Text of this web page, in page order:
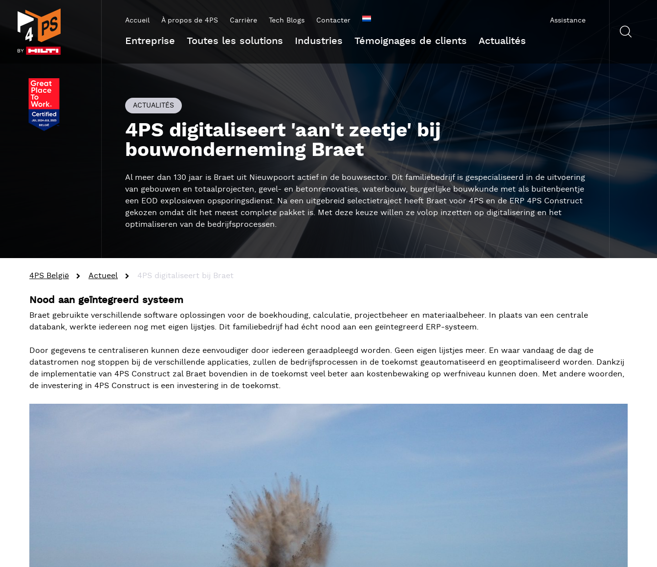
Accueil À propos de 4PS Carrière Tech Blogs Contacter
Entreprise Toutes les solutions Industries Témoignages de clients Actualités
Assistance
ACTUALITÉS
4PS digitaliseert 'aan't zeetje' bij
bouwonderneming Braet
Al meer dan 130 jaar is Braet uit Nieuwpoort actief in de bouwsector. Dit familiebedrijf is gespecialiseerd in de uitvoering
van gebouwen en totaalprojecten, gevel- en betonrenovaties, waterbouw, burgerlijke bouwkunde met als buitenbeentje
een EOD explosieven opsporingsdienst. Na een uitgebreid selectietraject heeft Braet voor 4PS en de ERP 4PS Construct
gekozen omdat dit het meest complete pakket is. Met deze keuze willen ze volop inzetten op digitalisering en het
optimaliseren van de bedrijfsprocessen.
4PS België Actueel 4PS digitaliseert bij Braet
Nood aan geïntegreerd systeem
Braet gebruikte verschillende software oplossingen voor de boekhouding, calculatie, projectbeheer en materiaalbeheer. In plaats van een centrale
databank, werkte iedereen nog met eigen lijstjes. Dit familiebedrijf had écht nood aan een geïntegreerd ERP-systeem.
Door gegevens te centraliseren kunnen deze eenvoudiger door iedereen geraadpleegd worden. Geen eigen lijstjes meer. En waar vandaag de dag de
datastromen nog stoppen bij de verschillende applicaties, zullen de bedrijfsprocessen in de toekomst geautomatiseerd en geoptimaliseerd worden. Dankzij
de implementatie van 4PS Construct zal Braet bovendien in de toekomst veel beter aan kostenbewaking op werfniveau kunnen doen. Met andere woorden,
de investering in 4PS Construct is een investering in de toekomst.